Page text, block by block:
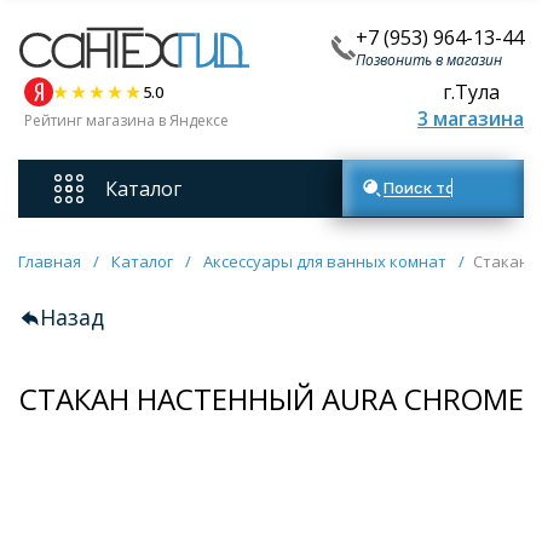
+7 (953) 964-13-44
Позвонить в магазин
5.0
Рейтинг магазина в Яндексе
г.Тула
3 магазина
Каталог
Смесители
Унитазы
Мебель для ванных комнат
Поиск товаров
Главная / Каталог / Аксессуары для ванных комнат / Стакан
Назад
СТАКАН НАСТЕННЫЙ AURA CHROME